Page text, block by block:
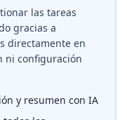
las tareas
gracias a
directamente en
ni configuración
y resumen con IA